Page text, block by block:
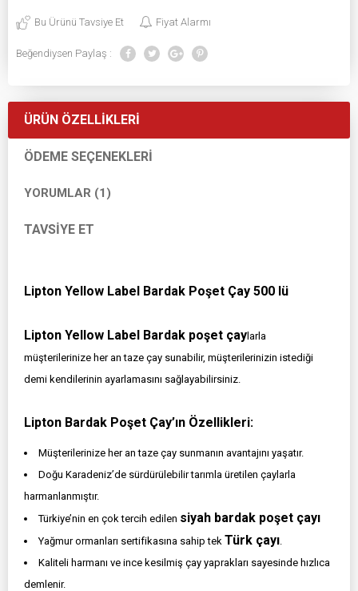
Bu Ürünü Tavsiye Et Fiyat Alarmı
Beğendiysen Paylaş :
ÜRÜN ÖZELLIKLERI
ÖDEME SEÇENEKLERI
YORUMLAR (1)
TAVSIYE ET
Lipton Yellow Label Bardak Poşet Çay 500 lü
Lipton Yellow Label Bardak poşet çaylarla
müşterilerinize her an taze çay sunabilir, müşterilerinizin istediği
demi kendilerinin ayarlamasını sağlayabilirsiniz.
Lipton Bardak Poşet Çay’ın Özellikleri:
Müşterilerinize her an taze çay sunmanın avantajını yaşatır.
Doğu Karadeniz’de sürdürülebilir tarımla üretilen çaylarla
harmanlanmıştır.
Türkiye’nin en çok tercih edilen siyah bardak poşet çayı
Yağmur ormanları sertifikasına sahip tek Türk çayı
Kaliteli harmanı ve ince kesilmiş çay yaprakları sayesinde hızlıca
demlenir.